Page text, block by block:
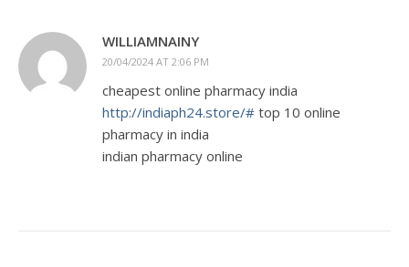
WILLIAMNAINY
20/04/2024 AT 2:06 PM
cheapest online pharmacy india
http://indiaph24.store/# top 10 online
pharmacy in india
indian pharmacy online